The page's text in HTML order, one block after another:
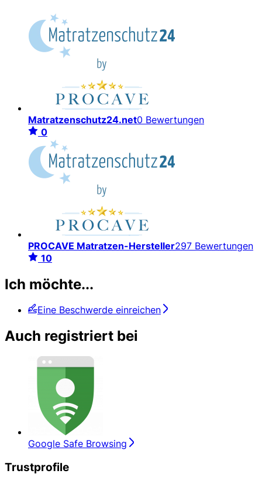
Matratzenschutz24.net0 Bewertungen
0
PROCAVE Matratzen-Hersteller297 Bewertungen
10
Ich möchte...
Eine Beschwerde einreichen
Auch registriert bei
Google Safe Browsing
Trustprofile